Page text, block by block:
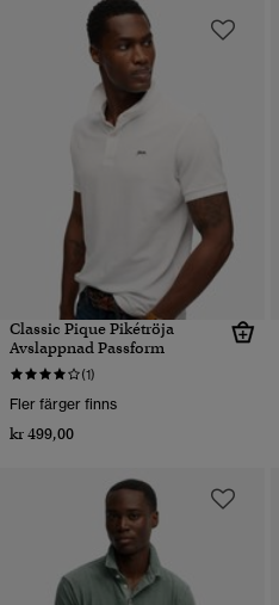
Classic Pique Pikétröja
Avslappnad Passform
(1)
Fler färger finns
kr 499,00